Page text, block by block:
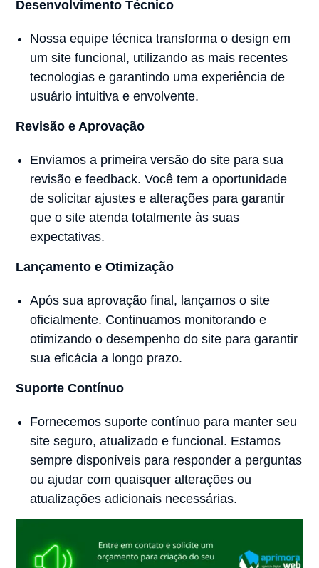
Desenvolvimento Técnico
Nossa equipe técnica transforma o design em
um site funcional, utilizando as mais recentes
tecnologias e garantindo uma experiência de
usuário intuitiva e envolvente.
Revisão e Aprovação
Enviamos a primeira versão do site para sua
revisão e feedback. Você tem a oportunidade
de solicitar ajustes e alterações para garantir
que o site atenda totalmente às suas
expectativas.
Lançamento e Otimização
Após sua aprovação final, lançamos o site
oficialmente. Continuamos monitorando e
otimizando o desempenho do site para garantir
sua eficácia a longo prazo.
Suporte Contínuo
Fornecemos suporte contínuo para manter seu
site seguro, atualizado e funcional. Estamos
sempre disponíveis para responder a perguntas
ou ajudar com quaisquer alterações ou
atualizações adicionais necessárias.